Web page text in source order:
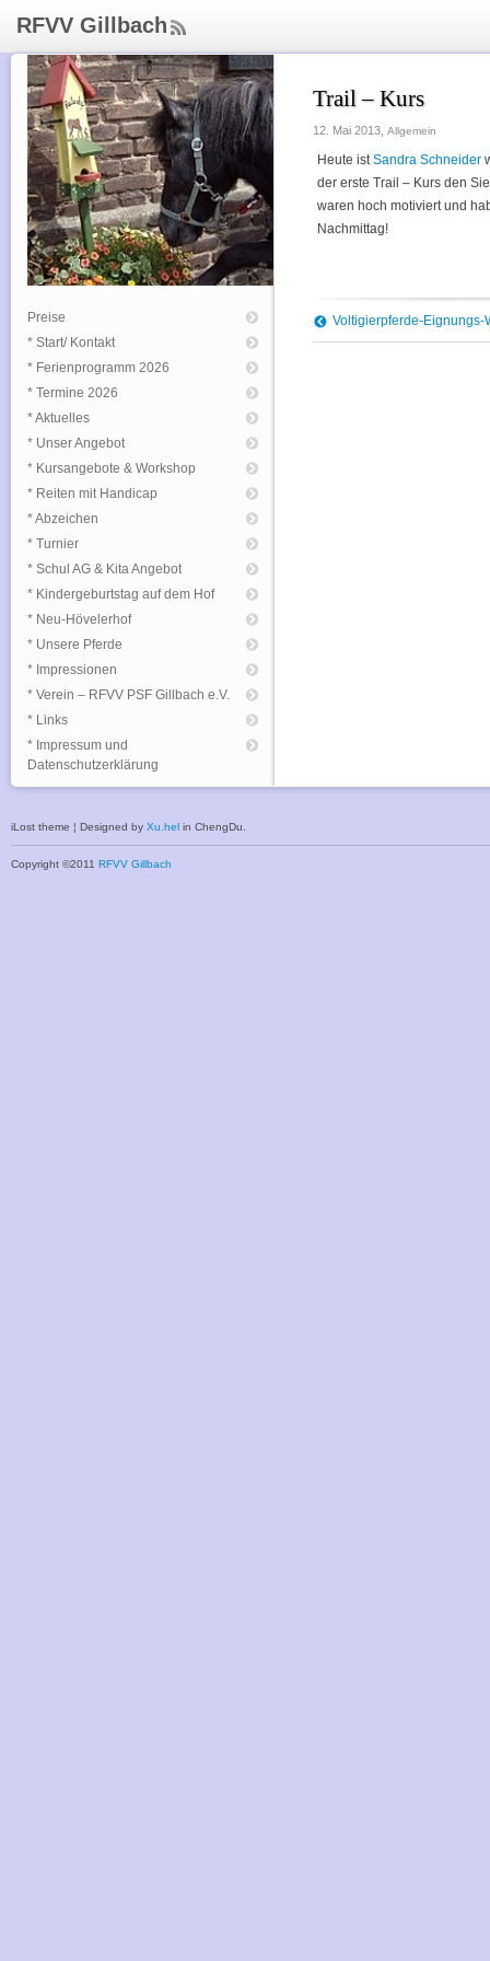
RFVV Gillbach
d
Rs
s
Trail – Kurs
12. Mai 2013, Allgemein
Heute istSandra Schneider
der erste Trail – Kurs den
waren hoch motiviert und
Nachmittag!
Voltigierpferde-Eignungs-
Preise
* Start/ Kontakt
* Ferienprogramm 2026
* Termine 2026
* Aktuelles
* Unser Angebot
* Kursangebote & Workshop
* Reiten mit Handicap
* Abzeichen
* Turnier
* Schul AG & Kita Angebot
* Kindergeburtstag auf dem Hof
* Neu-Hövelerhof
* Unsere Pferde
* Impressionen
* Verein – RFVV PSF Gillbach e.V.
* Links
* Impressum und
Datenschutzerklärung
iLost theme ¦ Designed by Xu.hel in ChengDu.
Copyright ©2011 RFVV Gillbach